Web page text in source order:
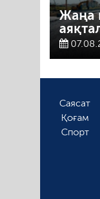
Жаңа
Саясат
Қоғам
Спорт